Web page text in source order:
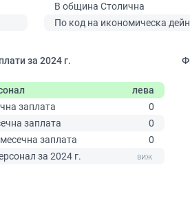
В община Столична
По код на икономическа
за 2024 г.
лева
заплата
0
заплата
0
заплата
0
за 2024 г.